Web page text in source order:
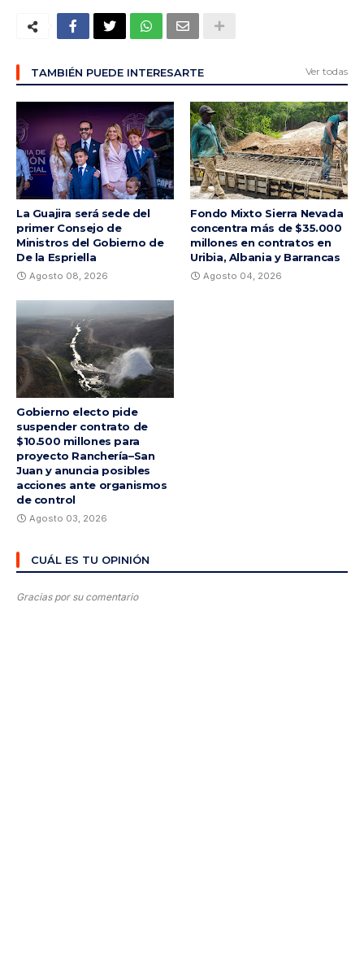
TAMBIÉN PUEDE INTERESARTE Ver todas
La Guajira será sede del
primer Consejo de
Ministros del Gobierno de
De la Espriella
Agosto 08, 2026
Fondo Mixto Sierra Nevada
concentra más de $35.000
millones en contratos en
Uribia, Albania y Barrancas
Agosto 04, 2026
Gobierno electo pide
suspender contrato de
$10.500 millones para
proyecto Ranchería–San
Juan y anuncia posibles
acciones ante organismos
de control
Agosto 03, 2026
CUÁL ES TU OPINIÓN
Gracias por su comentario